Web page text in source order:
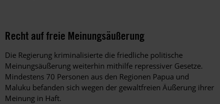
Recht auf freie Meinungsäußerung
Die Regierung kriminalisierte die friedliche politische
Meinungsäußerung weiterhin mithilfe repressiver Gesetze.
Mindestens 70 Personen aus den Regionen Papua und
Maluku befanden sich wegen der gewaltfreien Äußerung ihrer
Meinung in Haft.